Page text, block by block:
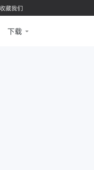
藏我们
下载